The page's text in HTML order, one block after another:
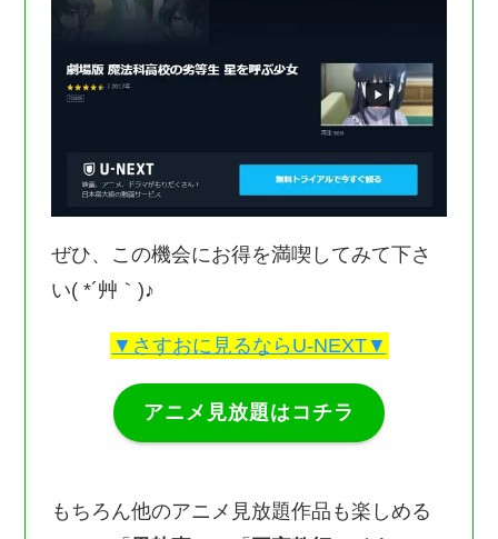
ぜひ、この機会にお得を満喫してみて下さ
い( *´艸｀)♪
▼さすおに見るならU-NEXT▼
アニメ見放題はコチラ
もちろん他のアニメ見放題作品も楽しめる